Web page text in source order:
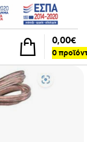
0
0,00€